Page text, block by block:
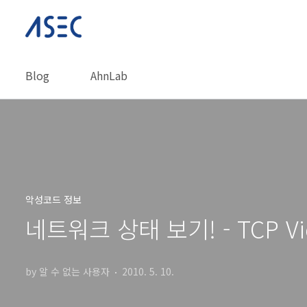
Blog AhnLab
악성코드 정보
네트워크 상태 보기! - TCP
by 알 수 없는 사용자 2010. 5. 10.